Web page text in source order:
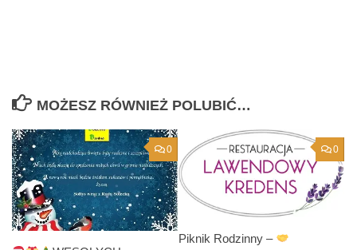
MOŻESZ RÓWNIEŻ POLUBIĆ…
0 0
Piknik Rodzinny –